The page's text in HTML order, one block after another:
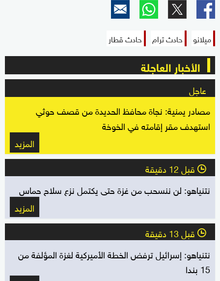
ميلانو حادث ترام حادث قطار
الأخبار العاجلة
عاجل
مصادر يمنية: نجاة محافظ الحديدة من قصف حوثي
استهدف مقر إقامته في الخوخة
المزيد
l قبل 12 دقيقة
نتنياهو: لن ننسحب من غزة حتى يكتمل نزع سلاح حماس
المزيد
l قبل 13 دقيقة
نتنياهو: إسرائيل ترفض الخطة الأميركية لغزة المؤلفة من
15 بندا